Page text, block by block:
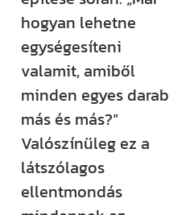
hogyan lehetne
egységesíteni
valamit, amiből
minden egyes darab
más és más?”
Valószínűleg ez a
látszólagos
ellentmondás